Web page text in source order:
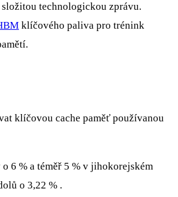
technologickou zprávu.
klíčového paliva pro trénink
klíčovou cache paměť používanou
6 % a téměř 5 % v jihokorejském
o 3,22 % .